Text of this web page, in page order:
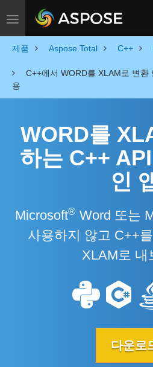
Toggle navigation
제품 Aspose.Total C++
C++에서 WORD를 XLAM로 변
용
WORD를
하는 C++
인
Microsoft® Word 또는
사용하지 않고 C++
XLAM로 내
다운로